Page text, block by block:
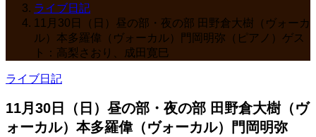
ライブ日記
11月30日（日）昼の部・夜の部 田野倉大樹（ヴォーカ
ル）本多羅偉（ヴォーカル）門岡明弥（ピアノ）ゲス
ト：高梨さおり、成田寛巳
ライブ日記
11月30日（日）昼の部・夜の部 田野倉大樹（ヴ
ォーカル）本多羅偉（ヴォーカル）門岡明弥